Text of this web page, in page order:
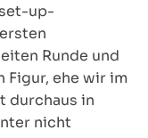
up-
Runde und
Figur, ehe wir im
durchaus in
nicht